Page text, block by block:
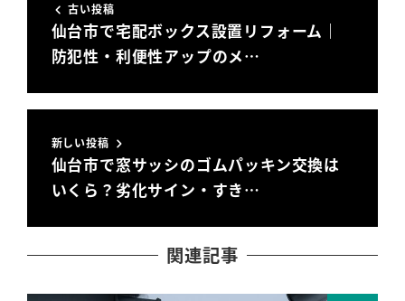
古い投稿
仙台市で宅配ボックス設置リフォーム｜
防犯性・利便性アップのメ…
新しい投稿
仙台市で窓サッシのゴムパッキン交換は
いくら？劣化サイン・すき…
関連記事